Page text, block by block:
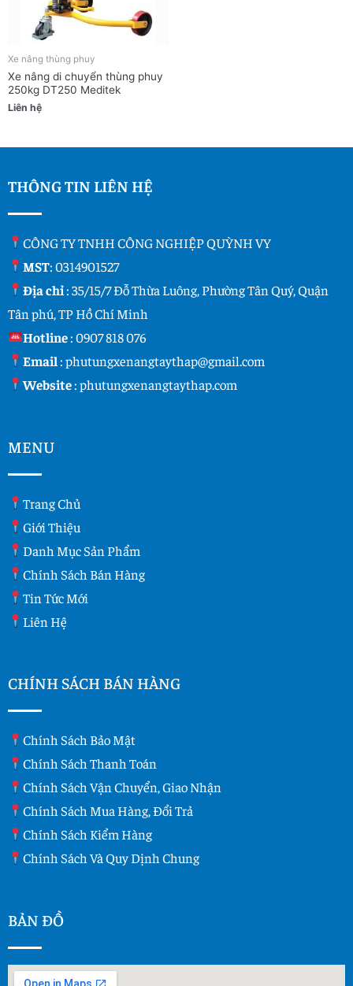
Xe nâng thùng phuy
Xe nâng di chuyển thùng phuy
250kg DT250 Meditek
Liên hệ
THÔNG TIN LIÊN HỆ
CÔNG TY TNHH CÔNG NGHIỆP QUỲNH VY
MST: 0314901527
Địa chỉ: 35/15/7 Đỗ Thừa Luông, Phường Tân Quý, Quận
Tân phú, TP Hồ Chí Minh
Hotline:0907 818 076
Email :phutungxenangtaythap@gmail.com
Website:phutungxenangtaythap.com
MENU
Trang Chủ
Giới Thiệu
Danh Mục Sản Phẩm
Chính Sách Bán Hàng
Tin Tức Mới
Liên Hệ
CHÍNH SÁCH BÁN HÀNG
Chính Sách Bảo Mật
Chính Sách Thanh Toán
Chính Sách Vận Chuyển, Giao Nhận
Chính Sách Mua Hàng, Đổi Trả
Chính Sách Kiểm Hàng
Chính Sách Và Quy Dịnh Chung
BẢN ĐỒ